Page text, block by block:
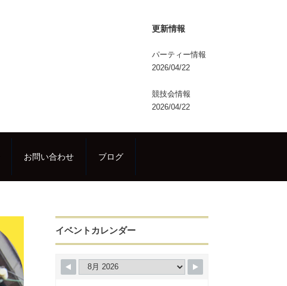
更新情報
パーティー情報
2026/04/22
競技会情報
2026/04/22
お問い合わせ ブログ
イベントカレンダー